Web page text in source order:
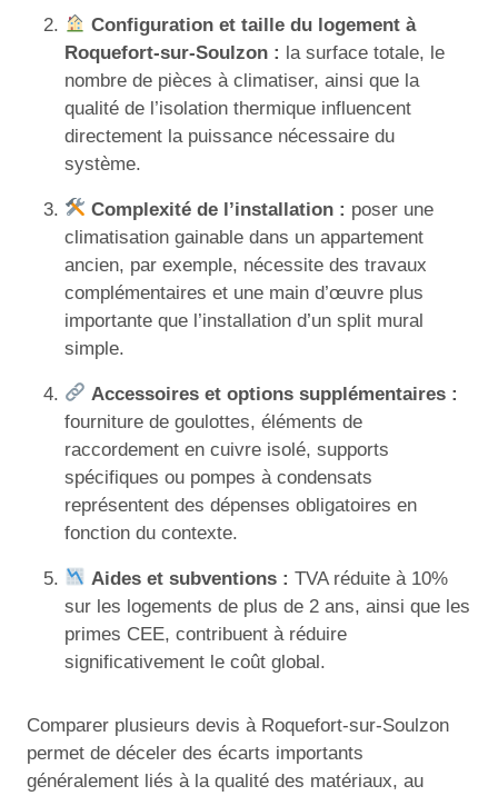
Configuration et taille du logement à
Roquefort-sur-Soulzon : la surface totale, le
nombre de pièces à climatiser, ainsi que la
qualité de l’isolation thermique influencent
directement la puissance nécessaire du
système.
Complexité de l’installation : poser une
climatisation gainable dans un appartement
ancien, par exemple, nécessite des travaux
complémentaires et une main d’œuvre plus
importante que l’installation d’un split mural
simple.
Accessoires et options supplémentaires :
fourniture de goulottes, éléments de
raccordement en cuivre isolé, supports
spécifiques ou pompes à condensats
représentent des dépenses obligatoires en
fonction du contexte.
Aides et subventions : TVA réduite à 10%
sur les logements de plus de 2 ans, ainsi que les
primes CEE, contribuent à réduire
significativement le coût global.
Comparer plusieurs devis à Roquefort-sur-Soulzon
permet de déceler des écarts importants
généralement liés à la qualité des matériaux, au